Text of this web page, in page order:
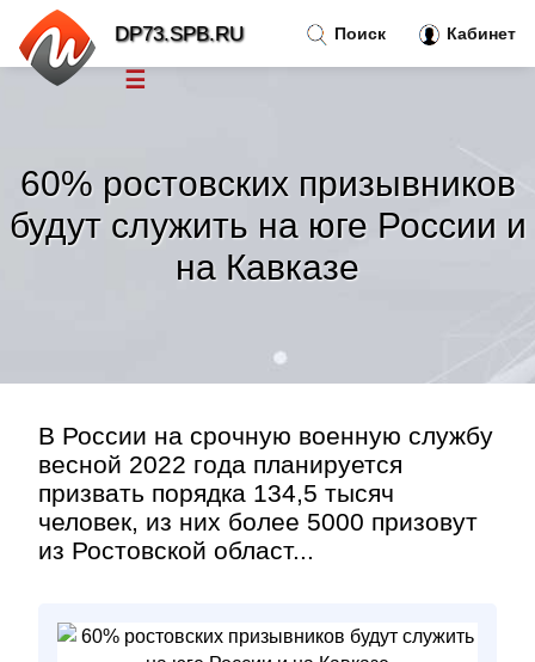
60% ростовских призывников
будут служить на юге России и
на Кавказе
В России на срочную военную службу
весной 2022 года планируется
призвать порядка 134,5 тысяч
человек, из них более 5000 призовут
из Ростовской област...
Поиск Кабинет
DP73.SPB.RU
☰
Тренды новостей »